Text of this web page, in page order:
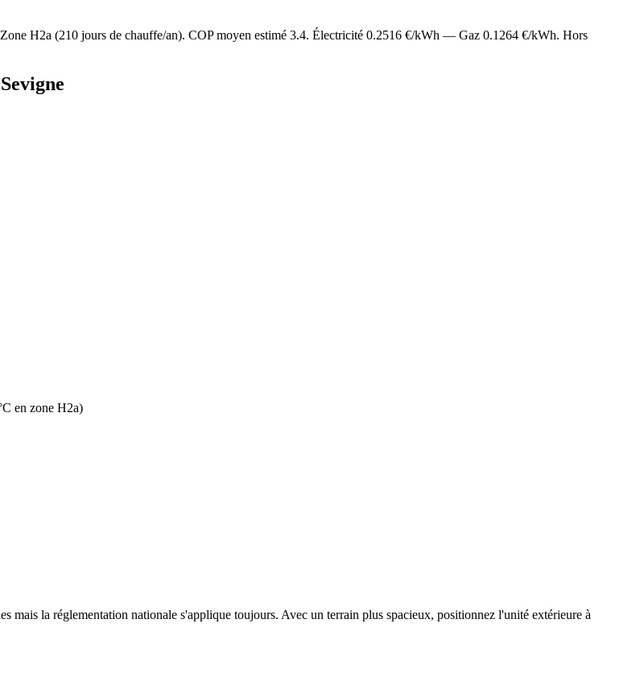
H2a (210 jours de chauffe/an). COP moyen estimé 3.4. Électricité 0.2516 €/kWh — Gaz 0.1264 €/kWh. Hors
en zone H2a)
mais la réglementation nationale s'applique toujours. Avec un terrain plus spacieux, positionnez l'unité extérieure à